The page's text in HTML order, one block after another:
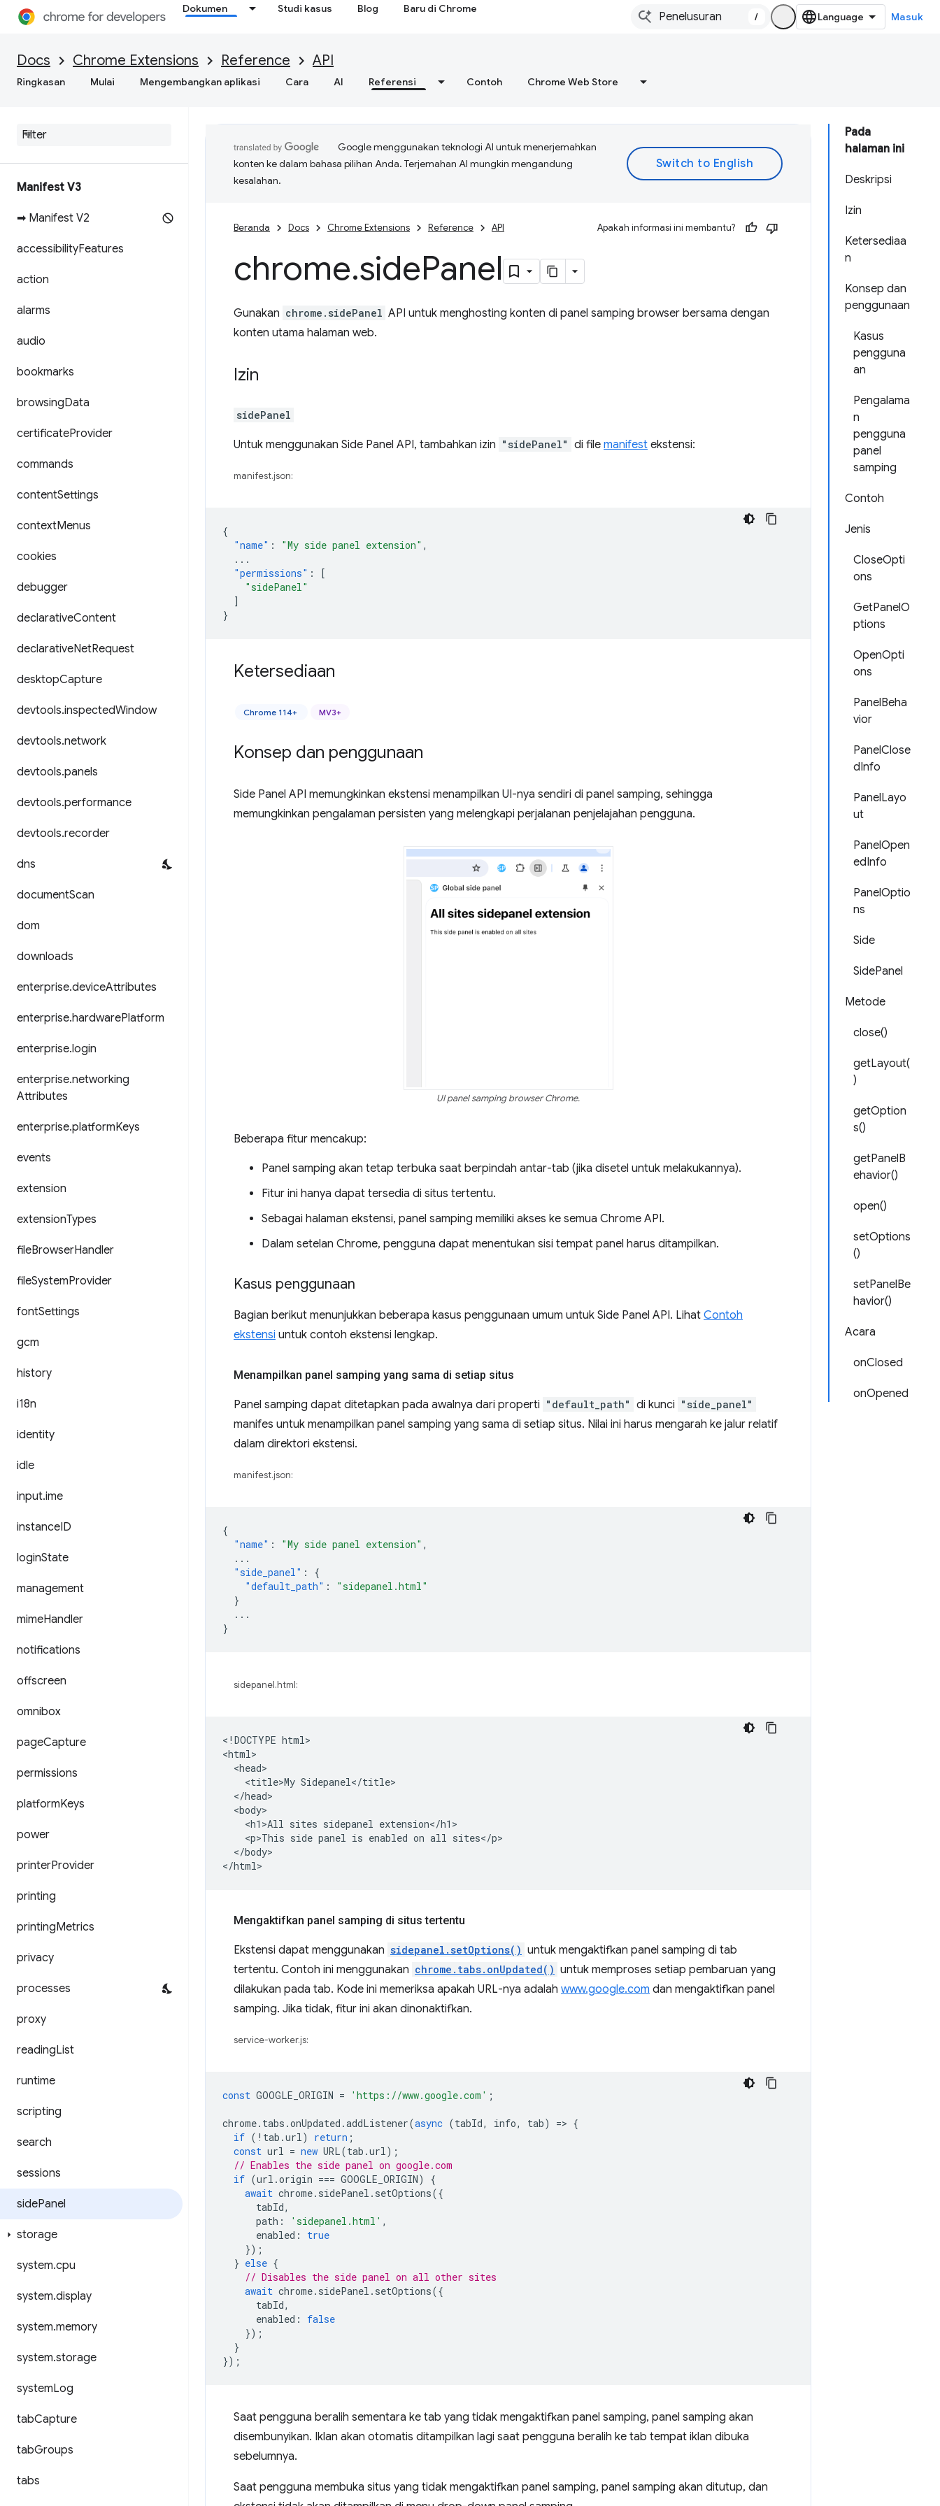
Dokumen Studi kasus Blog Baru di Chrome
/ Masuk
Docs Chrome Extensions Reference API
Ringkasan Mulai Mengembangkan aplikasi Cara AI Referensi Contoh Chrome Web Store
Manifest V3
➡ Manifest V2
accessibilityFeatures
action
alarms
audio
bookmarks
browsingData
certificateProvider
commands
contentSettings
contextMenus
cookies
debugger
declarativeContent
declarativeNetRequest
desktopCapture
devtools.inspectedWindow
devtools.network
devtools.panels
devtools.performance
devtools.recorder
dns
documentScan
dom
downloads
enterprise.deviceAttributes
enterprise.hardwarePlatform
enterprise.login
enterprise.networking
Attributes
enterprise.platformKeys
events
extension
extensionTypes
fileBrowserHandler
fileSystemProvider
fontSettings
gcm
history
i18n
identity
idle
input.ime
instanceID
loginState
management
mimeHandler
notifications
offscreen
omnibox
pageCapture
permissions
platformKeys
power
printerProvider
printing
printingMetrics
privacy
processes
proxy
readingList
runtime
scripting
search
sessions
sidePanel
storage
system.cpu
system.display
system.memory
system.storage
systemLog
tabCapture
tabGroups
tabs
Pada
halaman ini
Deskripsi
Izin
Ketersediaa
n
Konsep dan
penggunaan
Kasus
pengguna
an
Pengalama
n
pengguna
panel
samping
Contoh
Jenis
CloseOpti
ons
GetPanelO
ptions
OpenOpti
ons
PanelBeha
vior
PanelClose
dInfo
PanelLayo
ut
PanelOpen
edInfo
PanelOptio
ns
Side
SidePanel
Metode
close()
getLayout(
)
getOption
s()
getPanelB
ehavior()
open()
setOptions
()
setPanelBe
havior()
Acara
onClosed
onOpened
Google menggunakan teknologi AI untuk menerjemahkan
konten ke dalam bahasa pilihan Anda. Terjemahan AI mungkin mengandung
kesalahan.
Beranda Docs Chrome Extensions Reference API Apakah informasi ini membantu?
chrome.sidePanel
Gunakan chrome.sidePanel API untuk menghosting konten di panel samping browser bersama dengan
konten utama halaman web.
Izin
sidePanel
Untuk menggunakan Side Panel API, tambahkan izin "sidePanel" di file manifest ekstensi:
manifest.json:
{
"name" : "My side panel extension" ,
...
"permissions" :
[
"sidePanel"
]
}
Ketersediaan
Chrome 114+ MV3+
Konsep dan penggunaan
Side Panel API memungkinkan ekstensi menampilkan UI-nya sendiri di panel samping, sehingga
memungkinkan pengalaman persisten yang melengkapi perjalanan penjelajahan pengguna.
UI panel samping browser Chrome.
Beberapa fitur mencakup:
Panel samping akan tetap terbuka saat berpindah antar-tab (jika disetel untuk melakukannya).
Fitur ini hanya dapat tersedia di situs tertentu.
Sebagai halaman ekstensi, panel samping memiliki akses ke semua Chrome API.
Dalam setelan Chrome, pengguna dapat menentukan sisi tempat panel harus ditampilkan.
Kasus penggunaan
Bagian berikut menunjukkan beberapa kasus penggunaan umum untuk Side Panel API. Lihat Contoh
ekstensi untuk contoh ekstensi lengkap.
Menampilkan panel samping yang sama di setiap situs
Panel samping dapat ditetapkan pada awalnya dari properti "default_path" di kunci "side_panel"
manifes untuk menampilkan panel samping yang sama di setiap situs. Nilai ini harus mengarah ke jalur relatif
dalam direktori ekstensi.
manifest.json:
{
"name" : "My side panel extension" ,
...
"side_panel" :
{
"default_path" :
"sidepanel.html"
}
...
}
sidepanel.html:
<!DOCTYPE html>
<html>
  <head>
    <title>My Sidepanel</title>
  </head>
  <body>
    <h1>All sites sidepanel extension</h1>
    <p>This side panel is enabled on all sites</p>
  </body>
Mengaktifkan panel samping di situs tertentu
Ekstensi dapat menggunakan sidepanel.setOptions() untuk mengaktifkan panel samping di tab
tertentu. Contoh ini menggunakan chrome.tabs.onUpdated() untuk memproses setiap pembaruan yang
dilakukan pada tab. Kode ini memeriksa apakah URL-nya adalah www.google.com dan mengaktifkan panel
samping. Jika tidak, fitur ini akan dinonaktifkan.
service-worker.js:
const GOOGLE_ORIGIN = 'https://www.google.com' ;
chrome. tabs .onUpdated .addListener(async (tabId, info, tab) => {
if ( ! tab .url) return ;
const url = new URL(tab .url);
// Enables the side panel on google.com
if (url .origin === GOOGLE_ORIGIN)
{
await chrome. sidePanel . setOptions({
tabId,
path : 'sidepanel.html' ,
enabled :
true
});
} else {
// Disables the side panel on all other sites
await chrome. sidePanel . setOptions({
tabId,
enabled :
false
});
}
});
Saat pengguna beralih sementara ke tab yang tidak mengaktifkan panel samping, panel samping akan
disembunyikan. Iklan akan otomatis ditampilkan lagi saat pengguna beralih ke tab tempat iklan dibuka
sebelumnya.
Saat pengguna membuka situs yang tidak mengaktifkan panel samping, panel samping akan ditutup, dan